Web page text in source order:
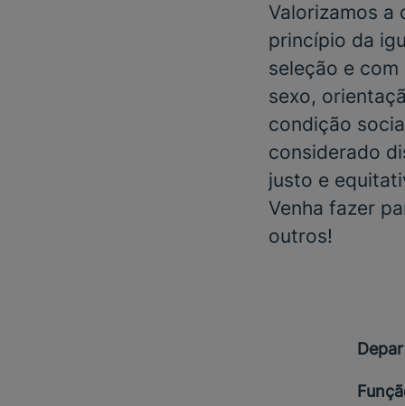
Valorizamos a
princípio da
seleção e
sexo,
condição
considerado
justo e
Venha fazer
outros!